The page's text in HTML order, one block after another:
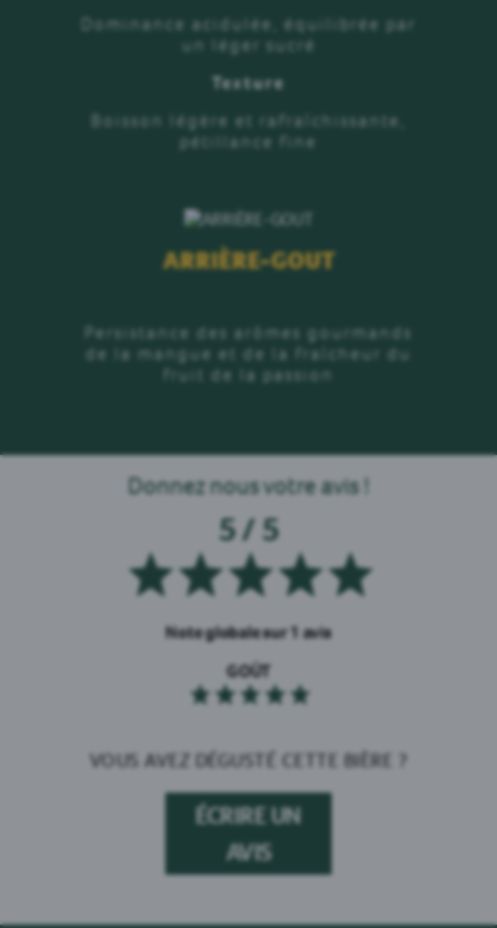
Dominance acidulée, équilibrée par
un léger sucré
Texture
Boisson légère et rafraîchissante,
pétillance fine
ARRIÈRE-GOUT
Persistance des arômes gourmands
de la mangue et de la fraîcheur du
fruit de la passion
Donnez nous votre avis !
5 / 5
Note globale sur 1 avis
GOÛT
VOUS AVEZ DÉGUSTÉ CETTE BIÈRE ?
ÉCRIRE UN
AVIS